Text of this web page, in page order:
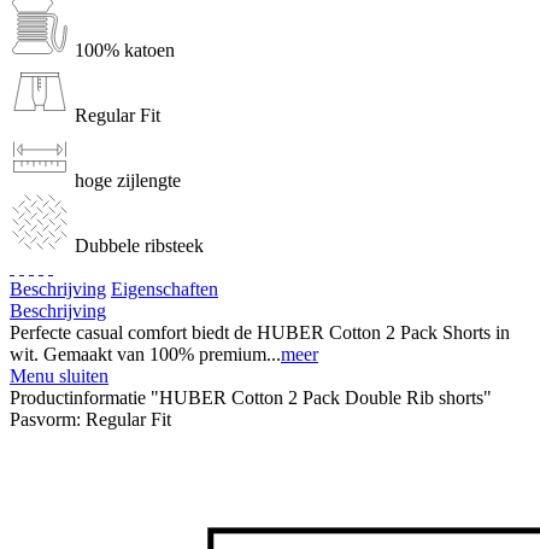
100% katoen
Regular Fit
hoge zijlengte
Dubbele ribsteek
Beschrijving Eigenschaften
Beschrijving
Perfecte casual comfort biedt de HUBER Cotton 2 Pack Shorts in
wit. Gemaakt van 100% premium...meer
Menu sluiten
Productinformatie "HUBER Cotton 2 Pack Double Rib shorts"
Pasvorm: Regular Fit